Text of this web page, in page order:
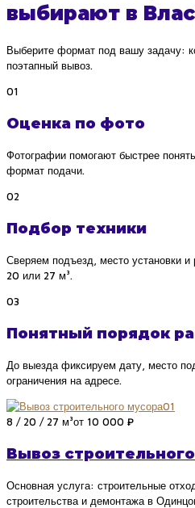
выбирают в
Выберите формат под вашу задачу:
поэтапный вывоз.
01
Оценка по фото
Фотографии помогают быстрее
формат подачи.
02
Подбор техники
Сверяем подъезд, место установки
20 или 27 м³.
03
Понятный порядок
До выезда фиксируем дату, место
ограничения на адресе.
01
8 / 20 / 27 м³от 10 000 ₽
Вывоз
Основная услуга: строительные
строительства и демонтажа в